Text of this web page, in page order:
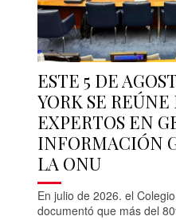
ESTE 5 DE
YORK SE
EXPERTOS EN
INFORMACIÓN
LA ONU
En julio de 2026. el
documentó que más del